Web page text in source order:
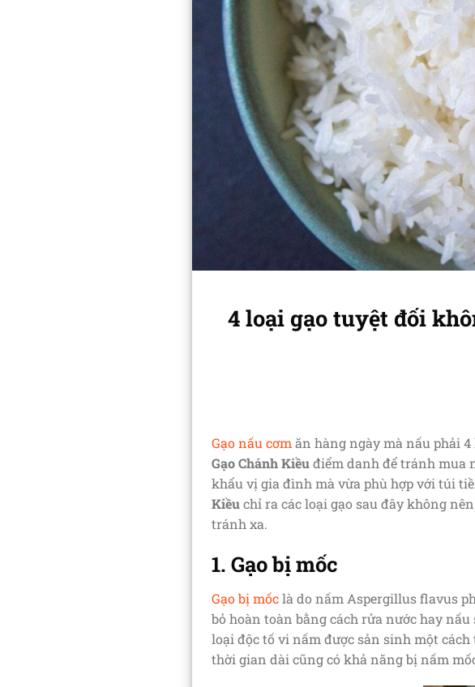
4 loại gạo tuyệt đối
Gạo nấu cơm ăn hàng ngày mà nấu phải
Gạo Chánh Kiềuđiểm danh để tránh mua
khẩu vị gia đình mà vừa phù hợp với túi
Kiềuchỉ ra các loại gạo sau đây không
tránh xa.
1. Gạo bị mốc
Gạo bị mốclà do nấm Aspergillus flavus
bỏ hoàn toàn bằng cách rửa nước hay
loại độc tố vi nấm được sản sinh một
thời gian dài cũng có khả năng bị nấm